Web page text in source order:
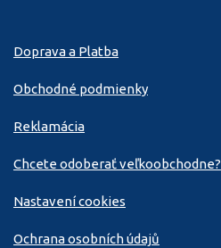
Doprava a Platba
Obchodné podmienky
Reklamácia
Chcete odoberať veľkoobchodne?
Nastavení cookies
Ochrana osobních údajů